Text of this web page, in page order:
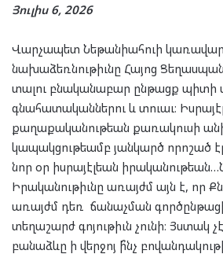
Յուլիս 6, 2026
Վարչապետ Նեթանիահուի
նախաձեռնութիւնը Հայոց
տալու բնականաբար ընթացք պիտի
գնահատականներու և տուաւ։
քաղաքականութեան քառակուսի
կապակցութեամբ յանկարծ որոշած
նոր օր իսրայէլեան
Իրականութիւնը առայժմ այն է, որ
առայժմ դեռ ճանաչման
տեղաշարժ գոյութիւն չունի։ Յստակ
բանաձևը ի վերջոյ ի՞նչ